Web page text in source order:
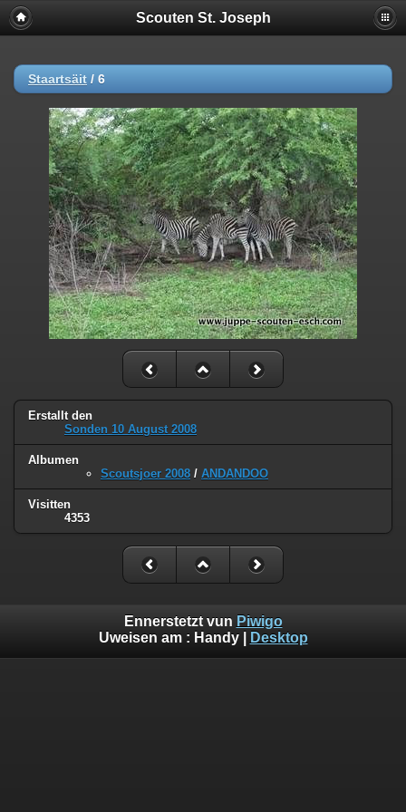
Scouten St. Joseph
Staartsäit / 6
Erstallt den
Sonden 10 August 2008
Albumen
Scoutsjoer 2008 / ANDANDOO
Visitten
4353
Ennerstetzt vun Piwigo
Uweisen am : Handy| Desktop